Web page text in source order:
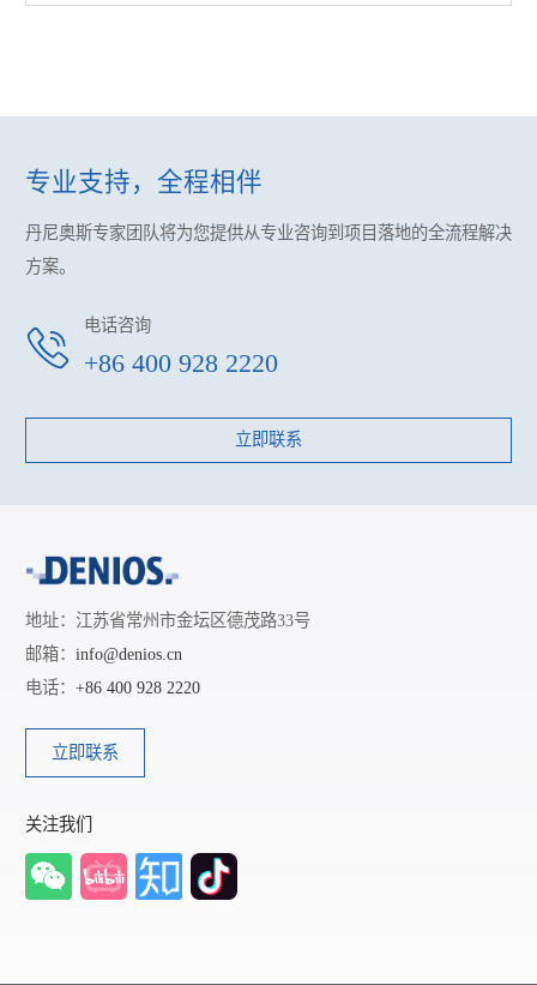
专业支持，全程相伴
丹尼奥斯专家团队将为您提供从专业咨询到项目落地的全流程解决
方案。
电话咨询
+86 400 928 2220
立即联系
地址：江苏省常州市金坛区德茂路33号
邮箱： info@denios.cn
电话： +86 400 928 2220
立即联系
关注我们